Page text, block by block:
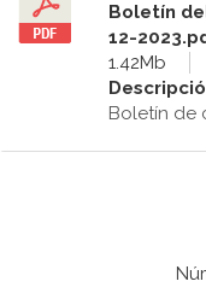
Boletín
12-
1.42Mb
Boletín de